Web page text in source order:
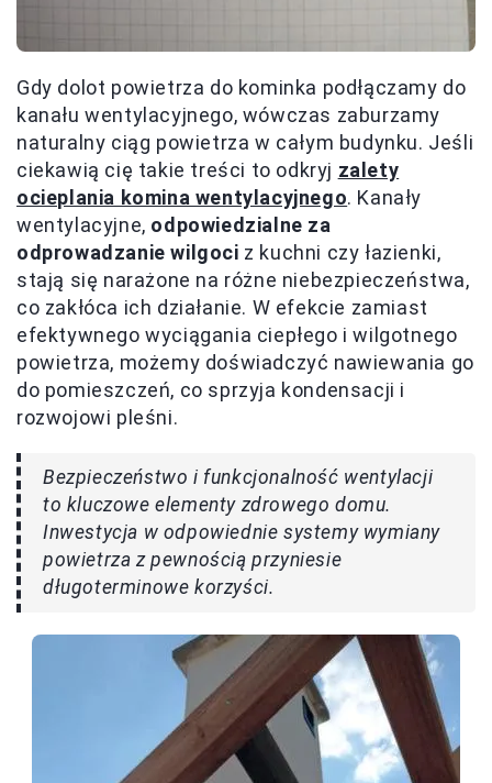
Gdy dolot powietrza do kominka podłączamy do
kanału wentylacyjnego, wówczas zaburzamy
naturalny ciąg powietrza w całym budynku. Jeśli
ciekawią cię takie treści to odkryj zalety
ocieplania komina wentylacyjnego. Kanały
wentylacyjne, odpowiedzialne za
odprowadzanie wilgoci z kuchni czy łazienki,
stają się narażone na różne niebezpieczeństwa,
co zakłóca ich działanie. W efekcie zamiast
efektywnego wyciągania ciepłego i wilgotnego
powietrza, możemy doświadczyć nawiewania go
do pomieszczeń, co sprzyja kondensacji i
rozwojowi pleśni.
Bezpieczeństwo i funkcjonalność wentylacji
to kluczowe elementy zdrowego domu.
Inwestycja w odpowiednie systemy wymiany
powietrza z pewnością przyniesie
długoterminowe korzyści.